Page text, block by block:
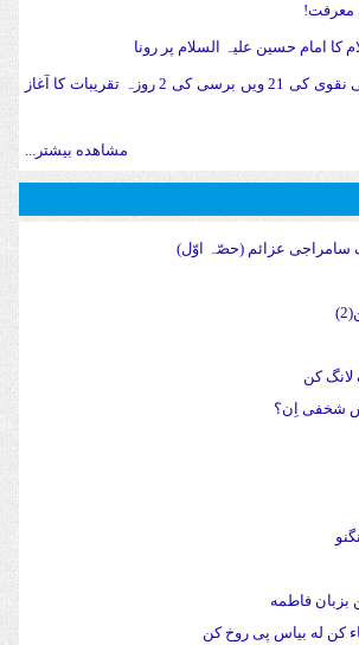
معرفت!
کا امام حسین علیہ السلام پر رونا
شہید ڈاکٹر محمد علی نقوی کی 21 ویں برسی کی 2 روزہ تقریبات کا آغاز
مشاهده بیشتر...
سامراجی عزائم (حصّہ اوّل)
لانگ کن
شخفی اِن؟
فاطمه
کن له بیاس پی روخ کن